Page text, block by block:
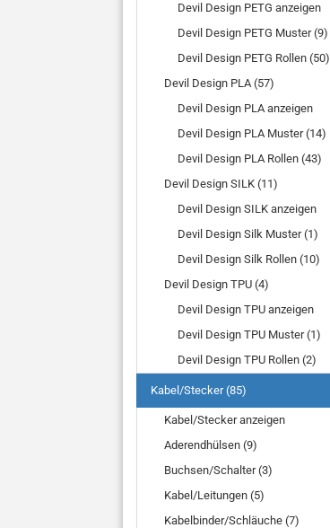
Devil Design PETG anzeigen
Devil Design PETG Muster (9)
Devil Design PETG Rollen (50)
Devil Design PLA (57)
Devil Design PLA anzeigen
Devil Design PLA Muster (14)
Devil Design PLA Rollen (43)
Devil Design SILK (11)
Devil Design SILK anzeigen
Devil Design Silk Muster (1)
Devil Design Silk Rollen (10)
Devil Design TPU (4)
Devil Design TPU anzeigen
Devil Design TPU Muster (1)
Devil Design TPU Rollen (2)
Kabel/Stecker (85)
Kabel/Stecker anzeigen
Aderendhülsen (9)
Buchsen/Schalter (3)
Kabel/Leitungen (5)
Kabelbinder/Schläuche (7)